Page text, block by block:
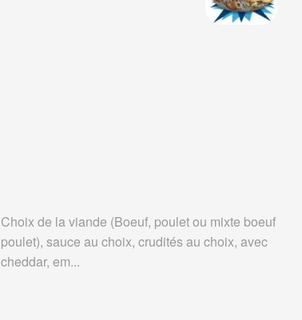
Choix de la viande (Boeuf, poulet ou mixte boeuf
poulet), sauce au choix, crudités au choix, avec
cheddar, em...